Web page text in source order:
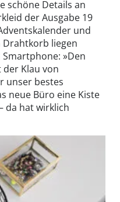
schöne Details an
der Ausgabe 19
und
Drahtkorb liegen
»Den
Klau von
unser bestes
neue Büro eine Kiste
da hat wirklich